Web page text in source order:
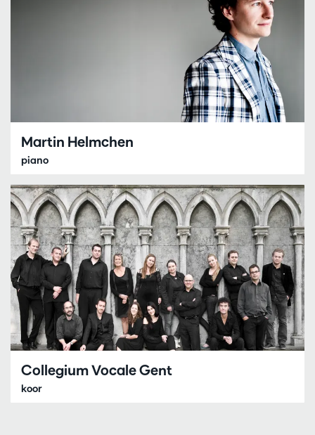
Martin Helmchen
piano
Collegium Vocale Gent
koor